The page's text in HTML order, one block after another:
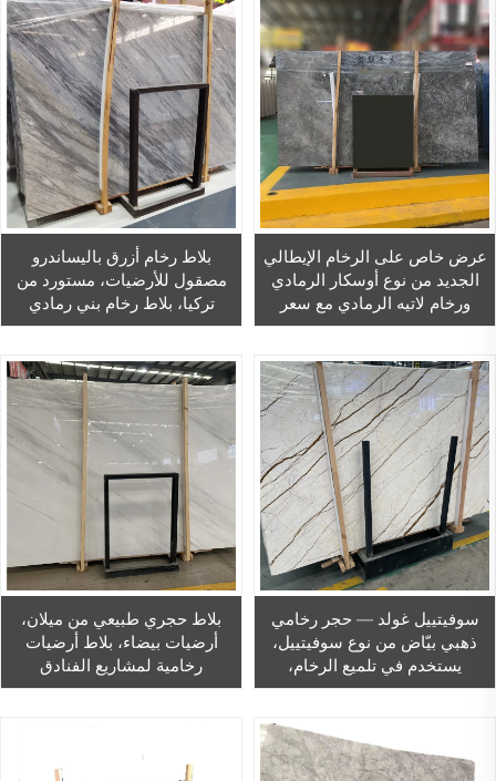
طاولات الطعام
عرض خاص على الرخام الإيطالي
الجديد من نوع أوسكار الرمادي
ورخام لاتيه الرمادي مع سعر
تنافسي
بلاط رخام أزرق باليساندرو
مصقول للأرضيات، مستورد من
تركيا، بلاط رخام بني رمادي
سوفيتييل غولد — حجر رخامي
ذهبي بيّاض من نوع سوفيتييل،
يستخدم في تلميع الرخام،
وتصميمات الديكور الداخلي
بلاط حجري طبيعي من ميلان،
أرضيات بيضاء، بلاط أرضيات
رخامية لمشاريع الفنادق